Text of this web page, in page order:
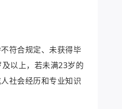
符合规定、未获得毕
以上，若未满23岁的
社会经历和专业知识